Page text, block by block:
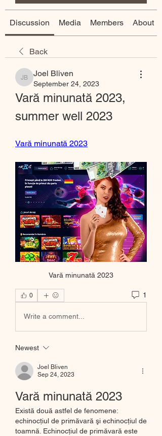
Discussion Media Members About
Back
Joel Bliven
Joel Bliven
September 24, 2023
Vară minunată 2023,
summer well 2023
Vară minunată 2023
Vară minunată 2023
0 1
Write a comment...
Newest
Joel Bliven
Sep 24, 2023
Vară minunată 2023
Există două astfel de fenomene:
echinocţiul de primăvară şi echinocţiul de
toamnă. Echinocţiul de primăvară este